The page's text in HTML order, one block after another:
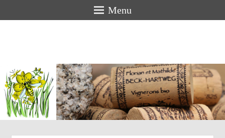
Menu
BECK-
HARTWEG
Vigneron bio en Alsace